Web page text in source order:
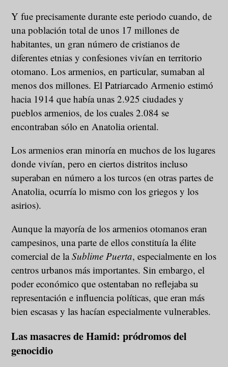
Y fue precisamente durante este periodo cuando, de
una población total de unos 17 millones de
habitantes, un gran número de cristianos de
diferentes etnias y confesiones vivían en territorio
otomano. Los armenios, en particular, sumaban al
menos dos millones. El Patriarcado Armenio estimó
hacia 1914 que había unas 2.925 ciudades y
pueblos armenios, de los cuales 2.084 se
encontraban sólo en Anatolia oriental.
Los armenios eran minoría en muchos de los lugares
donde vivían, pero en ciertos distritos incluso
superaban en número a los turcos (en otras partes de
Anatolia, ocurría lo mismo con los griegos y los
asirios).
Aunque la mayoría de los armenios otomanos eran
campesinos, una parte de ellos constituía la élite
comercial de laSublime Puerta, especialmente en los
centros urbanos más importantes. Sin embargo, el
poder económico que ostentaban no reflejaba su
representación e influencia políticas, que eran más
bien escasas y las hacían especialmente vulnerables.
Las masacres de Hamid: pródromos del
genocidio